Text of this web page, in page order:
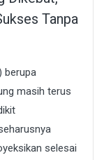
Tanpa
berupa
masih terus
selesai